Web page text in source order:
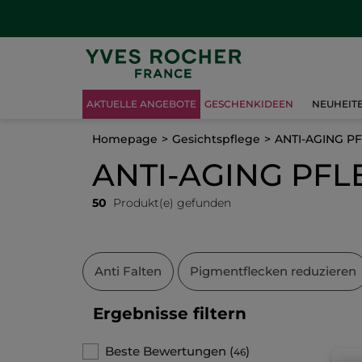
AKTUELLE ANGEBOTE GESCHENKIDEEN
Homepage Gesichtspflege ANTI-AGING
ANTI-AGING
50 Produkt(e) gefunden
Anti Falten Pigmentflecken reduzieren
Ergebnisse filtern
Beste Bewertungen (46)